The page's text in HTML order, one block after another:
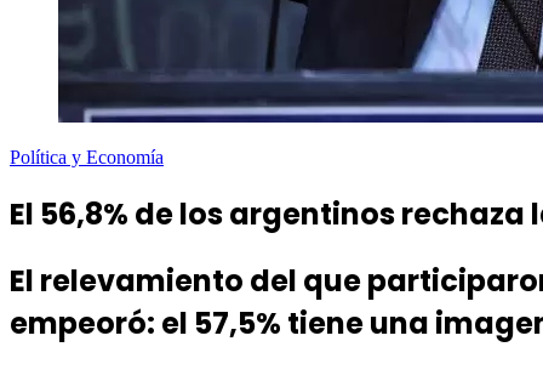
Política y Economía
El 56,8% de los argentinos
El relevamiento del que
empeoró: el 57,5% tiene una